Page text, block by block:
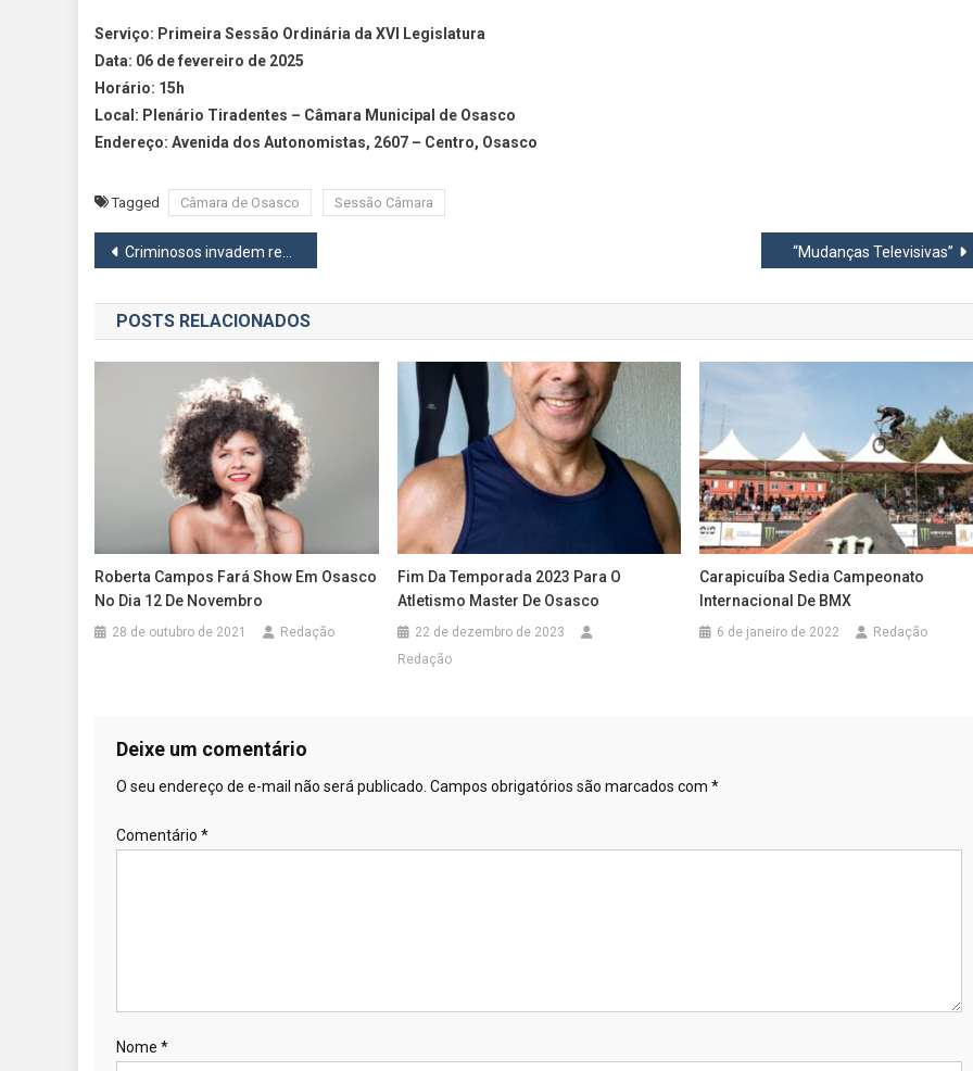
Serviço: Primeira Sessão Ordinária da XVI Legislatura
Data: 06 de fevereiro de 2025
Horário: 15h
Local: Plenário Tiradentes – Câmara Municipal de Osasco
Endereço: Avenida dos Autonomistas, 2607 – Centro, Osasco
Tagged Câmara de Osasco Sessão Câmara
Navegação
de
Post
Criminosos invadem residência em Carapicuíba e acabam presos pela PM com objetos roubados “Mudanças Televisivas”
POSTS RELACIONADOS
Roberta Campos Fará Show Em Osasco
No Dia 12 De Novembro
28 de outubro de 2021 Redação
Fim Da Temporada 2023 Para O
Atletismo Master De Osasco
22 de dezembro de 2023
Redação
Carapicuíba Sedia Campeonato
Internacional De BMX
6 de janeiro de 2022 Redação
Deixe um comentário
O seu endereço de e-mail não será publicado. Campos obrigatórios são marcados com *
Comentário *
Nome *